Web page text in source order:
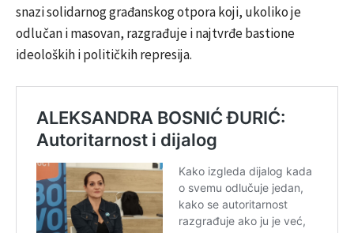
snazi solidarnog građanskog otpora koji, ukoliko je
odlučan i masovan, razgrađuje i najtvrđe bastione
ideoloških i političkih represija.